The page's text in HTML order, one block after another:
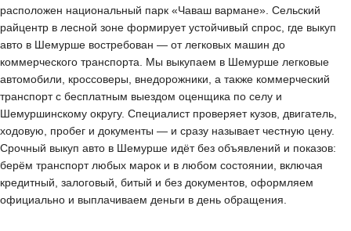
расположен национальный парк «Чаваш вармане». Сельский
райцентр в лесной зоне формирует устойчивый спрос, где выкуп
авто в Шемурше востребован — от легковых машин до
коммерческого транспорта. Мы выкупаем в Шемурше легковые
автомобили, кроссоверы, внедорожники, а также коммерческий
транспорт с бесплатным выездом оценщика по селу и
Шемуршинскому округу. Специалист проверяет кузов, двигатель,
ходовую, пробег и документы — и сразу называет честную цену.
Срочный выкуп авто в Шемурше идёт без объявлений и показов:
берём транспорт любых марок и в любом состоянии, включая
кредитный, залоговый, битый и без документов, оформляем
официально и выплачиваем деньги в день обращения.